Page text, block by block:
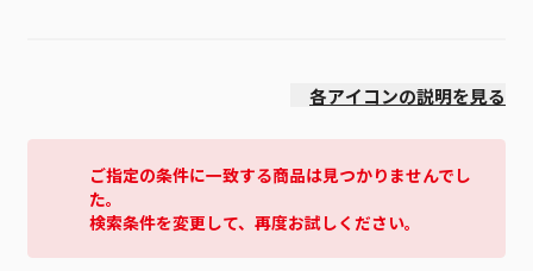
各アイコンの説明を見る
ご指定の条件に一致する商品は見つかりませんでし
た。
検索条件を変更して、再度お試しください。